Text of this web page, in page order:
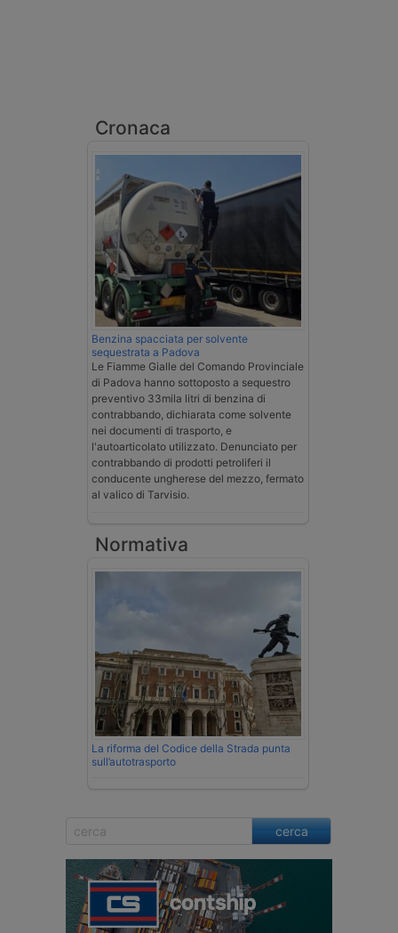
Cronaca
Benzina spacciata per solvente
sequestrata a Padova
Le Fiamme Gialle del Comando Provinciale
di Padova hanno sottoposto a sequestro
preventivo 33mila litri di benzina di
contrabbando, dichiarata come solvente
nei documenti di trasporto, e
l'autoarticolato utilizzato. Denunciato per
contrabbando di prodotti petroliferi il
conducente ungherese del mezzo, fermato
al valico di Tarvisio.
Normativa
La riforma del Codice della Strada punta
sull’autotrasporto
cerca